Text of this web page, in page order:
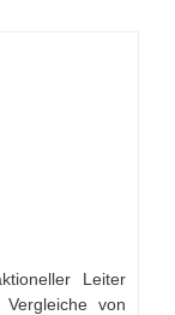
Leiter
von